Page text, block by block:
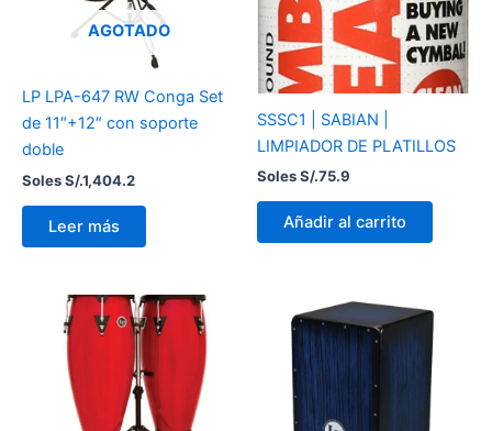
AGOTADO
LP LPA-647 RW Conga Set
de 11″+12″ con soporte
doble
Soles S/.1,404.2
Leer más
SSSC1 | SABIAN |
LIMPIADOR DE PLATILLOS
Soles S/.75.9
Añadir al carrito